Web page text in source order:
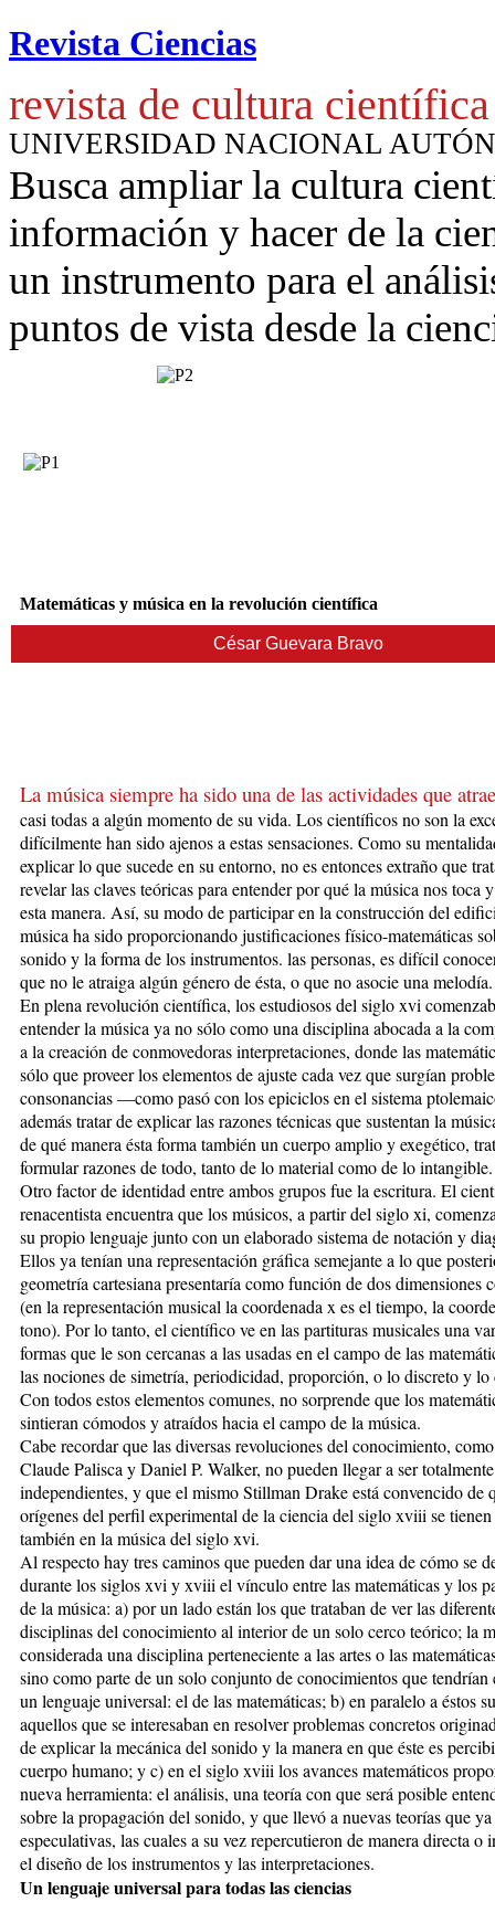
Revista Ciencias
revista de cultura científica
UNIVERSIDAD NACIONAL
Busca ampliar la cultura
información y hacer de la
un instrumento para el
puntos de vista desde la
Matemáticas y música en la revolución científica
César Guevara Bravo
La música siempre ha sido una de las actividades que
casi todas a algún momento de su vida. Los científicos no son la
difícilmente han sido ajenos a estas sensaciones. Como su
explicar lo que sucede en su entorno, no es entonces extraño que
revelar las claves teóricas para entender por qué la música nos toca
esta manera. Así, su modo de participar en la construcción del
música ha sido proporcionando justificaciones físico-matemáticas
sonido y la forma de los instrumentos. las personas, es difícil
que no le atraiga algún género de ésta, o que no asocie una melodía.
En plena revolución científica, los estudiosos del siglo xvi
entender la música ya no sólo como una disciplina abocada a la
a la creación de conmovedoras interpretaciones, donde las
sólo que proveer los elementos de ajuste cada vez que surgían
consonancias —como pasó con los epiciclos en el sistema
además tratar de explicar las razones técnicas que sustentan la
de qué manera ésta forma también un cuerpo amplio y exegético,
formular razones de todo, tanto de lo material como de lo intangible.
Otro factor de identidad entre ambos grupos fue la escritura. El
renacentista encuentra que los músicos, a partir del siglo xi,
su propio lenguaje junto con un elaborado sistema de notación y
Ellos ya tenían una representación gráfica semejante a lo que
geometría cartesiana presentaría como función de dos dimensiones
(en la representación musical la coordenada x es el tiempo, la
tono). Por lo tanto, el científico ve en las partituras musicales una
formas que le son cercanas a las usadas en el campo de las
las nociones de simetría, periodicidad, proporción, o lo discreto y
Con todos estos elementos comunes, no sorprende que los
sintieran cómodos y atraídos hacia el campo de la música.
Cabe recordar que las diversas revoluciones del conocimiento,
Claude Palisca y Daniel P. Walker, no pueden llegar a ser totalmente
independientes, y que el mismo Stillman Drake está convencido de
orígenes del perfil experimental de la ciencia del siglo xviii se tienen
también en la música del siglo xvi.
Al respecto hay tres caminos que pueden dar una idea de cómo se
durante los siglos xvi y xviii el vínculo entre las matemáticas y los
de la música: a) por un lado están los que trataban de ver las
disciplinas del conocimiento al interior de un solo cerco teórico; la
considerada una disciplina perteneciente a las artes o las
sino como parte de un solo conjunto de conocimientos que tendrían
un lenguaje universal: el de las matemáticas; b) en paralelo a éstos
aquellos que se interesaban en resolver problemas concretos
de explicar la mecánica del sonido y la manera en que éste es
cuerpo humano; y c) en el siglo xviii los avances matemáticos
nueva herramienta: el análisis, una teoría con que será posible
sobre la propagación del sonido, y que llevó a nuevas teorías que
especulativas, las cuales a su vez repercutieron de manera directa o
el diseño de los instrumentos y las interpretaciones.
Un lenguaje universal para todas las ciencias